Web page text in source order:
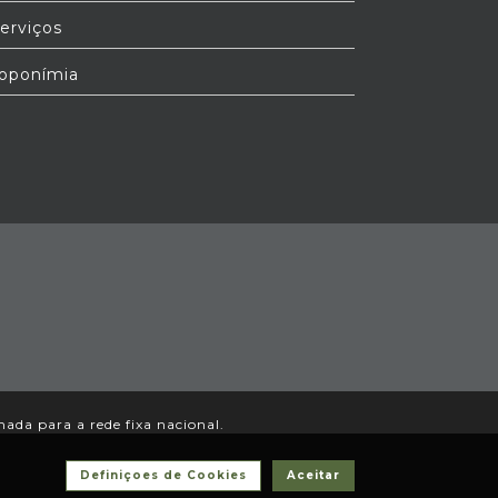
para a rede fixa nacional.
Aceitar
Definiçoes de Cookies